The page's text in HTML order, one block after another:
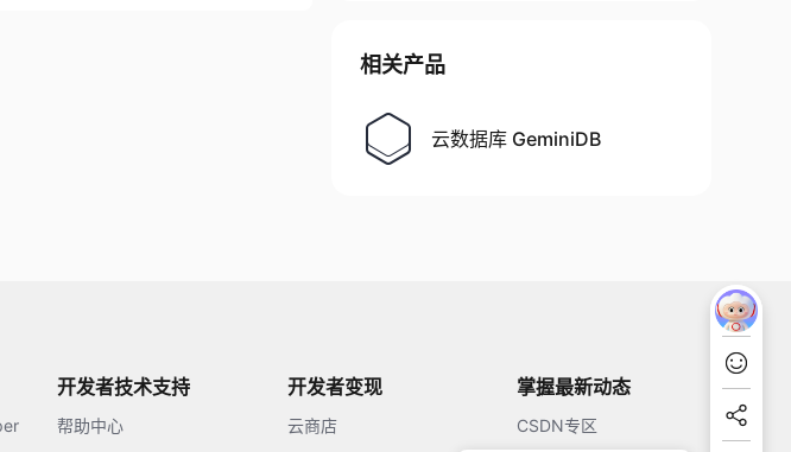
相关产品
云数据库 GeminiDB
开发者技术支持
帮助中心
开发者变现
云商店
掌握最新动态
CSDN专区